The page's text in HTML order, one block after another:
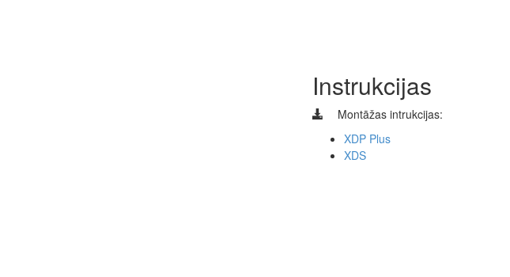
Instrukcijas
Montāžas intrukcijas:
XDP Plus
XDS